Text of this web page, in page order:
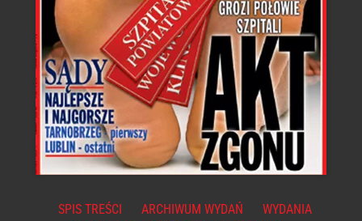
SPIS TREŚCI ARCHIWUM WYDAŃ
WYDANIA